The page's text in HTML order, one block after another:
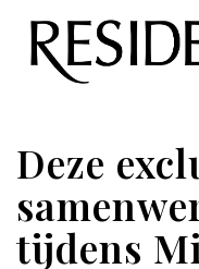
Overslaan
Deze
tijdens